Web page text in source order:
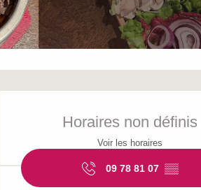
Ouverture
Horaires non définis
Voir les horaires
09 78 81 07 ▒▒